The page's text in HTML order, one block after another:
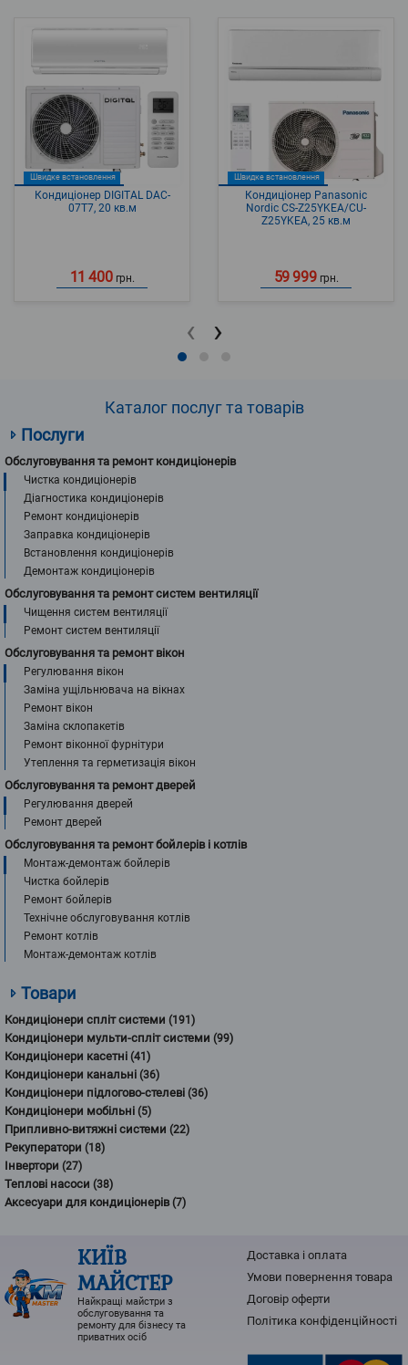
Швидке встановлення
Кондиціонер DIGITAL DAC-
07T7, 20 кв.м
11 400 грн.
Швидке встановлення
Кондиціонер Panasonic
Nordic CS-Z25YKEA/CU-
Z25YKEA, 25 кв.м
59 999 грн.
‹ ›
Каталог послуг та товарів
Послуги
Обслуговування та ремонт кондиціонерів
Чистка кондиціонерів
Діагностика кондиціонерів
Ремонт кондиціонерів
Заправка кондиціонерів
Встановлення кондиціонерів
Демонтаж кондиціонерів
Обслуговування та ремонт систем вентиляції
Чищення систем вентиляції
Ремонт систем вентиляції
Обслуговування та ремонт вікон
Регулювання вікон
Заміна ущільнювача на вікнах
Ремонт вікон
Заміна склопакетів
Ремонт віконної фурнітури
Утеплення та герметизація вікон
Обслуговування та ремонт дверей
Регулювання дверей
Ремонт дверей
Обслуговування та ремонт бойлерів і котлів
Монтаж-демонтаж бойлерів
Чистка бойлерів
Ремонт бойлерів
Технічне обслуговування котлів
Ремонт котлів
Монтаж-демонтаж котлів
Товари
Кондиціонери спліт системи (191)
Кондиціонери мульти-спліт системи (99)
Кондиціонери касетні (41)
Кондиціонери канальні (36)
Кондиціонери підлогово-стелеві (36)
Кондиціонери мобільні (5)
Припливно-витяжні системи (22)
Рекуператори (18)
Інвертори (27)
Теплові насоси (38)
Аксесуари для кондиціонерів(7)
КИЇВ
МАЙСТЕР
Найкращі майстри з
обслуговування та
ремонту для бізнесу та
приватних осіб
Доставка і оплата
Умови повернення товарa
Договір оферти
Політика конфіденційності